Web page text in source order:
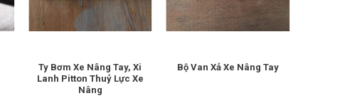
Ty Bơm Xe Nâng Tay, Xi
Lanh Pitton Thuỷ Lực Xe
Nâng
Bộ Van Xả Xe Nâng Tay